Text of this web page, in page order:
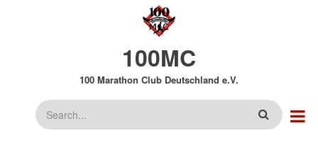
100MC
100 Marathon Club Deutschland e.V.
Suche